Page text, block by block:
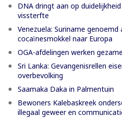
DNA dringt aan op
vissterfte
Venezuela: Suriname
cocaïnesmokkel naar Europa
OGA-afdelingen werken
Sri Lanka: Gevangenisrellen
overbevolking
Saamaka Daka in Palmentuin
Bewoners Kalebaskreek
illegaal geweer en